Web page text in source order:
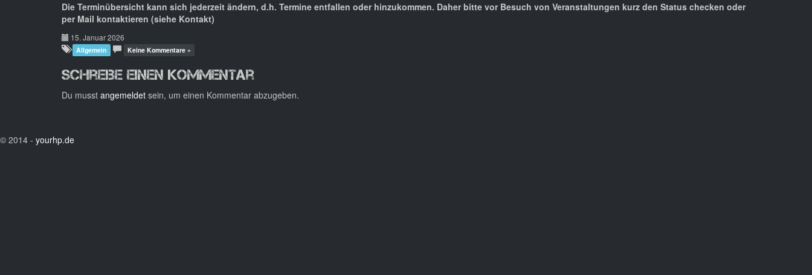
Die Terminübersicht kann sich jederzeit ändern, d.h. Termine entfallen oder hinzukommen. Daher bitte vor Besuch von Veranstaltungen kurz den Status checken oder
per Mail kontaktieren (siehe Kontakt)
15. Januar 2026
Allgemein Keine Kommentare »
Schreibe einen Kommentar
Du musst angemeldet sein, um einen Kommentar abzugeben.
© 2014 - yourhp.de